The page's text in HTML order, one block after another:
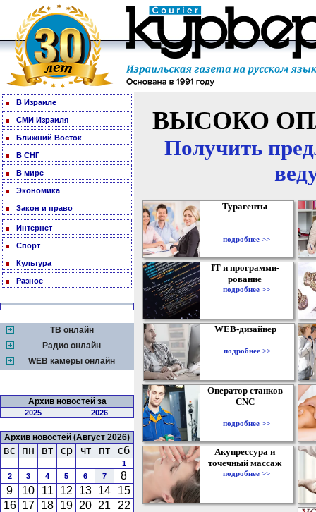
В Израиле
СМИ Израиля
Ближний Восток
В СНГ
В мире
Экономика
Закон и право
Интернет
Спорт
Культура
Разное
ТВ онлайн
Радио онлайн
WEB камеры онлайн
Архив новостей за
2025 2026
Архив новостей (Август 2026)
вс пн вт ср чт пт сб
1
2
3 4 5 6 7
8
9
10 11 12 13 14
15
16 17 18 19 20 21
22
ВЫСОКО
Получить
Турагенты
подробнее >>
IT и программи-
рование
подробнее >>
WEB-дизайнер
подробнее >>
Оператор станков
CNC
подробнее >>
Акупрессура и
точечный массаж
подробнее >>